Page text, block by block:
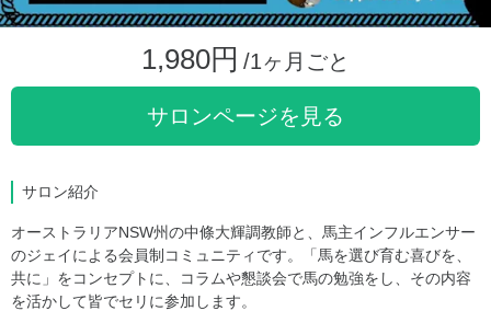
1,980円 /1ヶ月ごと
サロンページを見る
サロン紹介
オーストラリアNSW州の中條大輝調教師と、馬主インフルエンサー
のジェイによる会員制コミュニティです。「馬を選び育む喜びを、
共に」をコンセプトに、コラムや懇談会で馬の勉強をし、その内容
を活かして皆でセリに参加します。